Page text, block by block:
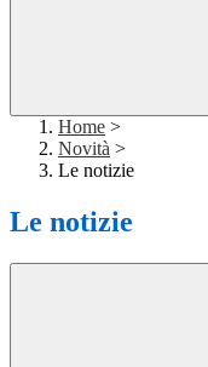
Home >
Novità >
Le notizie
Le notizie